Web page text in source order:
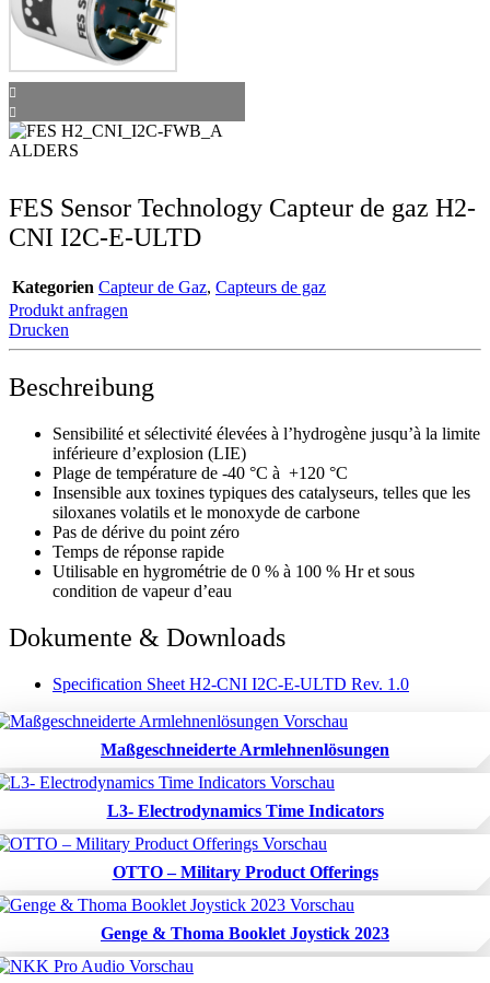
FES Sensor Technology Capteur de gaz H2-
CNI I2C-E-ULTD
Kategorien Capteur de Gaz, Capteurs de gaz
Produkt anfragen
Drucken
Beschreibung
Sensibilité et sélectivité élevées à l’hydrogène jusqu’à la limite
inférieure d’explosion (LIE)
Plage de température de -40 °C à +120 °C
Insensible aux toxines typiques des catalyseurs, telles que les
siloxanes volatils et le monoxyde de carbone
Pas de dérive du point zéro
Temps de réponse rapide
Utilisable en hygrométrie de 0 % à 100 % Hr et sous
condition de vapeur d’eau
Dokumente & Downloads
Specification Sheet H2-CNI I2C-E-ULTD Rev. 1.0
Maßgeschneiderte Armlehnenlösungen
L3- Electrodynamics Time Indicators
OTTO – Military Product Offerings
Genge & Thoma Booklet Joystick 2023